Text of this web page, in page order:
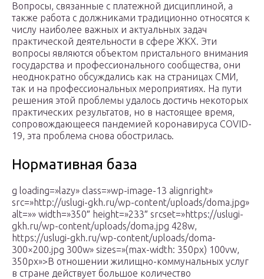
Вопросы, связанные с платежной дисциплиной, а
также работа с должниками традиционно относятся к
числу наиболее важных и актуальных задач
практической деятельности в сфере ЖКХ. Эти
вопросы являются объектом пристального внимания
государства и профессионального сообщества, они
неоднократно обсуждались как на страницах СМИ,
так и на профессиональных мероприятиях. На пути
решения этой проблемы удалось достичь некоторых
практических результатов, но в настоящее время,
сопровождающееся пандемией коронавируса COVID-
19, эта проблема снова обострилась.
Нормативная база
g loading=»lazy» class=»wp-image-13 alignright»
src=»http://uslugi-gkh.ru/wp-content/uploads/doma.jpg»
alt=»» width=»350″ height=»233″ srcset=»https://uslugi-
gkh.ru/wp-content/uploads/doma.jpg 428w,
https://uslugi-gkh.ru/wp-content/uploads/doma-
300×200.jpg 300w» sizes=»(max-width: 350px) 100vw,
350px»>В отношении жилищно-коммунальных услуг
в стране действует большое количество